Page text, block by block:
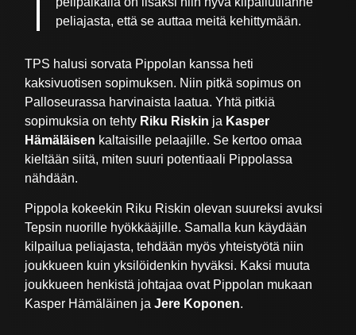
peliajasta, että se auttaa meitä kehittymään.
TPS halusi sorvata Pippolan kanssa heti
kaksivuotisen sopimuksen. Niin pitkä sopimus on
Palloseurassa harvinaista laatua. Yhtä pitkiä
sopimuksia on tehty Riku Riskin ja Kasper
Hämäläisen kaltaisille pelaajille. Se kertoo omaa
kieltään siitä, miten suuri potentiaali Pippolassa
nähdään.
Pippola kokeekin Riku Riskin olevan suureksi avuksi
Tepsin nuorille hyökkääjille. Samalla kun käydään
kilpailua peliajasta, tehdään myös yhteistyötä niin
joukkueen kuin yksilöidenkin hyväksi. Kaksi muuta
joukkueen henkistä johtajaa ovat Pippolan mukaan
Kasper Hämäläinen jaJere Koponen.